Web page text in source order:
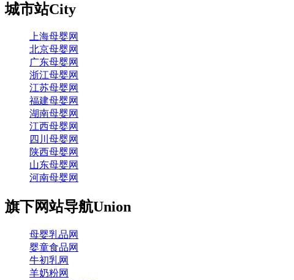
城市站City
上海母婴网
北京母婴网
广东母婴网
浙江母婴网
江苏母婴网
福建母婴网
湖南母婴网
江西母婴网
四川母婴网
陕西母婴网
山东母婴网
河南母婴网
旗下网站导航Union
母婴乳品网
婴童食品网
牛初乳网
羊奶粉网